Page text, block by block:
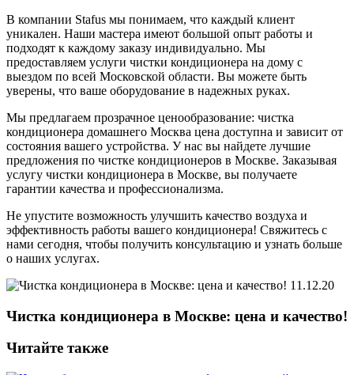
В компании Stafus мы понимаем, что каждый клиент
уникален. Наши мастера имеют большой опыт работы и
подходят к каждому заказу индивидуально. Мы
предоставляем услуги чистки кондиционера на дому с
выездом по всей Московской области. Вы можете быть
уверены, что ваше оборудование в надежных руках.
Мы предлагаем прозрачное ценообразование: чистка
кондиционера домашнего Москва цена доступна и зависит от
состояния вашего устройства. У нас вы найдете лучшие
предложения по чистке кондиционеров в Москве. Заказывая
услугу чистки кондиционера в Москве, вы получаете
гарантии качества и профессионализма.
Не упустите возможность улучшить качество воздуха и
эффективность работы вашего кондиционера! Свяжитесь с
нами сегодня, чтобы получить консультацию и узнать больше
о наших услугах.
11.12.20
Чистка кондиционера в Москве: цена и качество!
Читайте также